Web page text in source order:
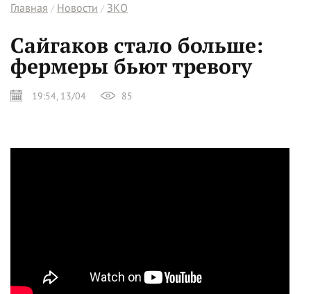
Главная Новости ЗКО
Сайгаков стало больше:
фермеры бьют тревогу
19:54, 13/04 85